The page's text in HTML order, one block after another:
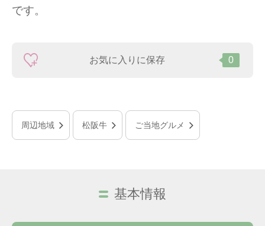
です。
お気に入りに保存 0
周辺地域 松阪牛 ご当地グルメ
基本情報